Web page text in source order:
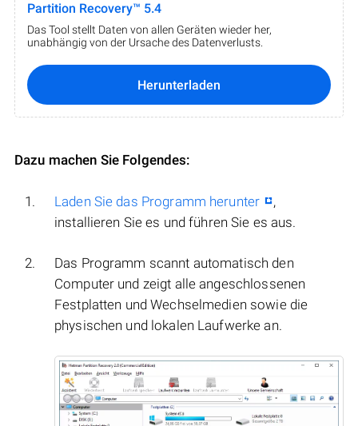
Partition Recovery™ 5.4
Das Tool stellt Daten von allen Geräten wieder her,
unabhängig von der Ursache des Datenverlusts.
Herunterladen
Dazu machen Sie Folgendes:
Laden Sie das Programm herunter
,
installieren Sie es und führen Sie es aus.
Das Programm scannt automatisch den
Computer und zeigt alle angeschlossenen
Festplatten und Wechselmedien sowie die
physischen und lokalen Laufwerke an.